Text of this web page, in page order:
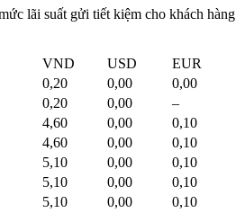
lãi suất gửi tiết kiệm cho khách hàng
VND USD
EUR
0,20 0,00
0,00
0,20 0,00
–
4,60 0,00
0,10
4,60 0,00
0,10
5,10 0,00
0,10
5,10 0,00
0,10
5,10 0,00
0,10